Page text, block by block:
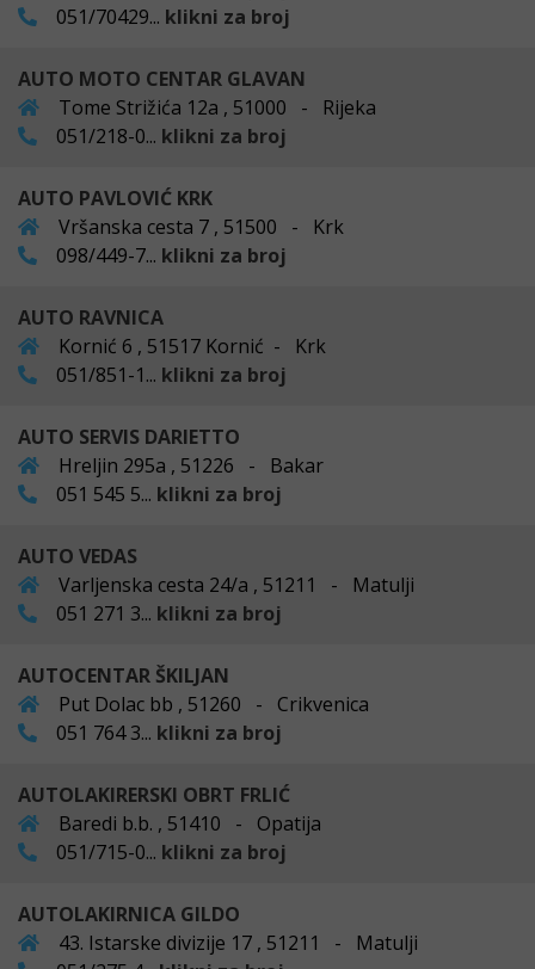
051/70429... klikni za broj
AUTO MOTO CENTAR GLAVAN
Tome Strižića 12a , 51000 - Rijeka
051/218-0... klikni za broj
AUTO PAVLOVIĆ KRK
Vršanska cesta 7 , 51500 - Krk
098/449-7... klikni za broj
AUTO RAVNICA
Kornić 6 , 51517 Kornić - Krk
051/851-1... klikni za broj
AUTO SERVIS DARIETTO
Hreljin 295a , 51226 - Bakar
051 545 5... klikni za broj
AUTO VEDAS
Varljenska cesta 24/a , 51211 - Matulji
051 271 3... klikni za broj
AUTOCENTAR ŠKILJAN
Put Dolac bb , 51260 - Crikvenica
051 764 3... klikni za broj
AUTOLAKIRERSKI OBRT FRLIĆ
Baredi b.b. , 51410 - Opatija
051/715-0... klikni za broj
AUTOLAKIRNICA GILDO
43. Istarske divizije 17 , 51211 - Matulji